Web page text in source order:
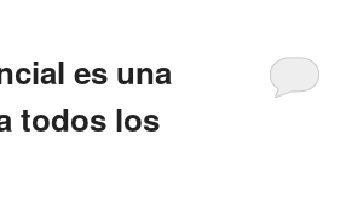
es una
todos los